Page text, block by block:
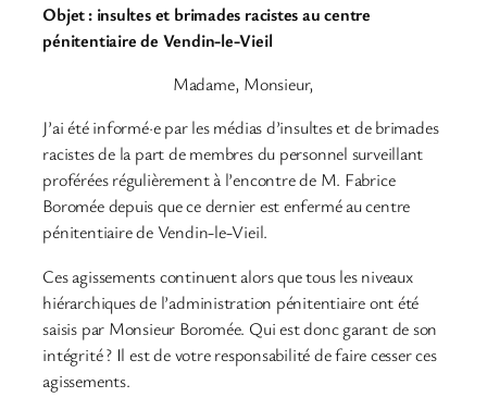
Objet : insultes et brimades racistes au centre
pénitentiaire de Vendin-le-Vieil
Madame, Monsieur,
J’ai été informé·e par les médias d’insultes et de brimades
racistes de la part de membres du personnel surveillant
proférées régulièrement à l’encontre de M. Fabrice
Boromée depuis que ce dernier est enfermé au centre
pénitentiaire de Vendin-le-Vieil.
Ces agissements continuent alors que tous les niveaux
hiérarchiques de l’administration pénitentiaire ont été
saisis par Monsieur Boromée. Qui est donc garant de son
intégrité ? Il est de votre responsabilité de faire cesser ces
agissements.